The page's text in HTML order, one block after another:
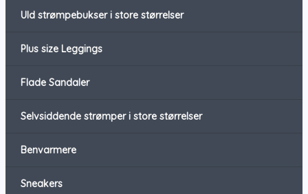
Uld strømpebukser i store størrelser
Plus size Leggings
Flade Sandaler
Selvsiddende strømper i store størrelser
Benvarmere
Sneakers